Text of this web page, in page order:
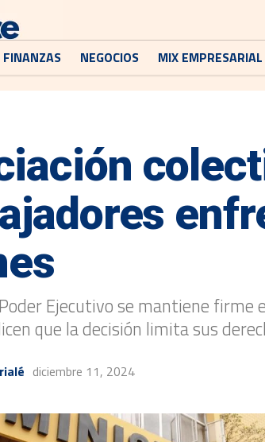
FINANZAS NEGOCIOS MIX EMPRESARIAL
Ejecutivo se mantiene firme
que la decisión limita sus
diciembre 11, 2024